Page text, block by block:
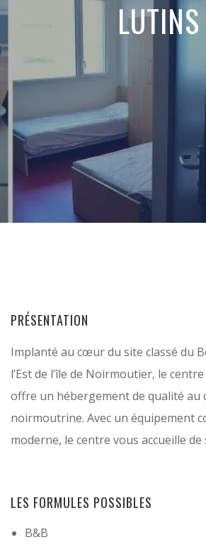
LUTINS
PRÉSENTATION
Implanté au cœur du site classé du
l’Est de l’île de Noirmoutier, le
offre un hébergement de qualité au
noirmoutrine. Avec un équipement
moderne, le centre vous accueille
LES FORMULES POSSIBLES
B&B